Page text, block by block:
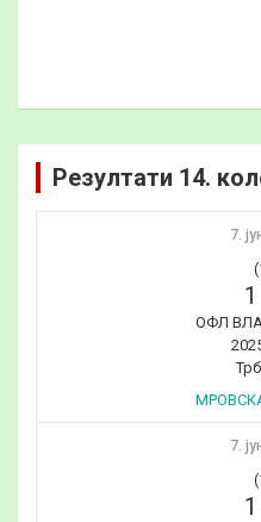
Резултати 14.
7.
1
ОФЛ
7.
1